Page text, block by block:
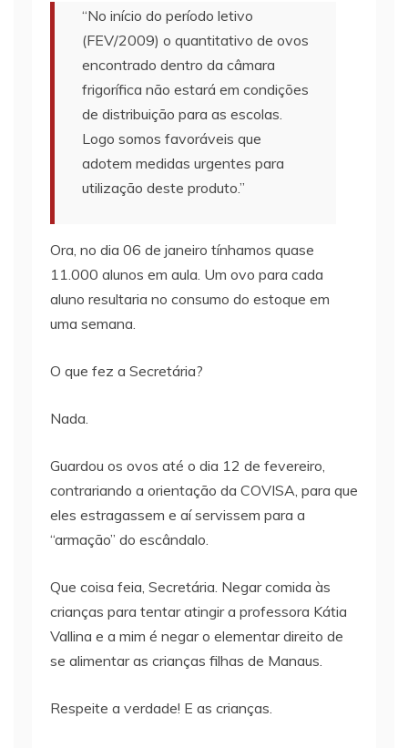
“No início do período letivo
(FEV/2009) o quantitativo de ovos
encontrado dentro da câmara
frigorífica não estará em condições
de distribuição para as escolas.
Logo somos favoráveis que
adotem medidas urgentes para
utilização deste produto.”
Ora, no dia 06 de janeiro tínhamos quase
11.000 alunos em aula. Um ovo para cada
aluno resultaria no consumo do estoque em
uma semana.
O que fez a Secretária?
Nada.
Guardou os ovos até o dia 12 de fevereiro,
contrariando a orientação da COVISA, para que
eles estragassem e aí servissem para a
“armação” do escândalo.
Que coisa feia, Secretária. Negar comida às
crianças para tentar atingir a professora Kátia
Vallina e a mim é negar o elementar direito de
se alimentar as crianças filhas de Manaus.
Respeite a verdade! E as crianças.